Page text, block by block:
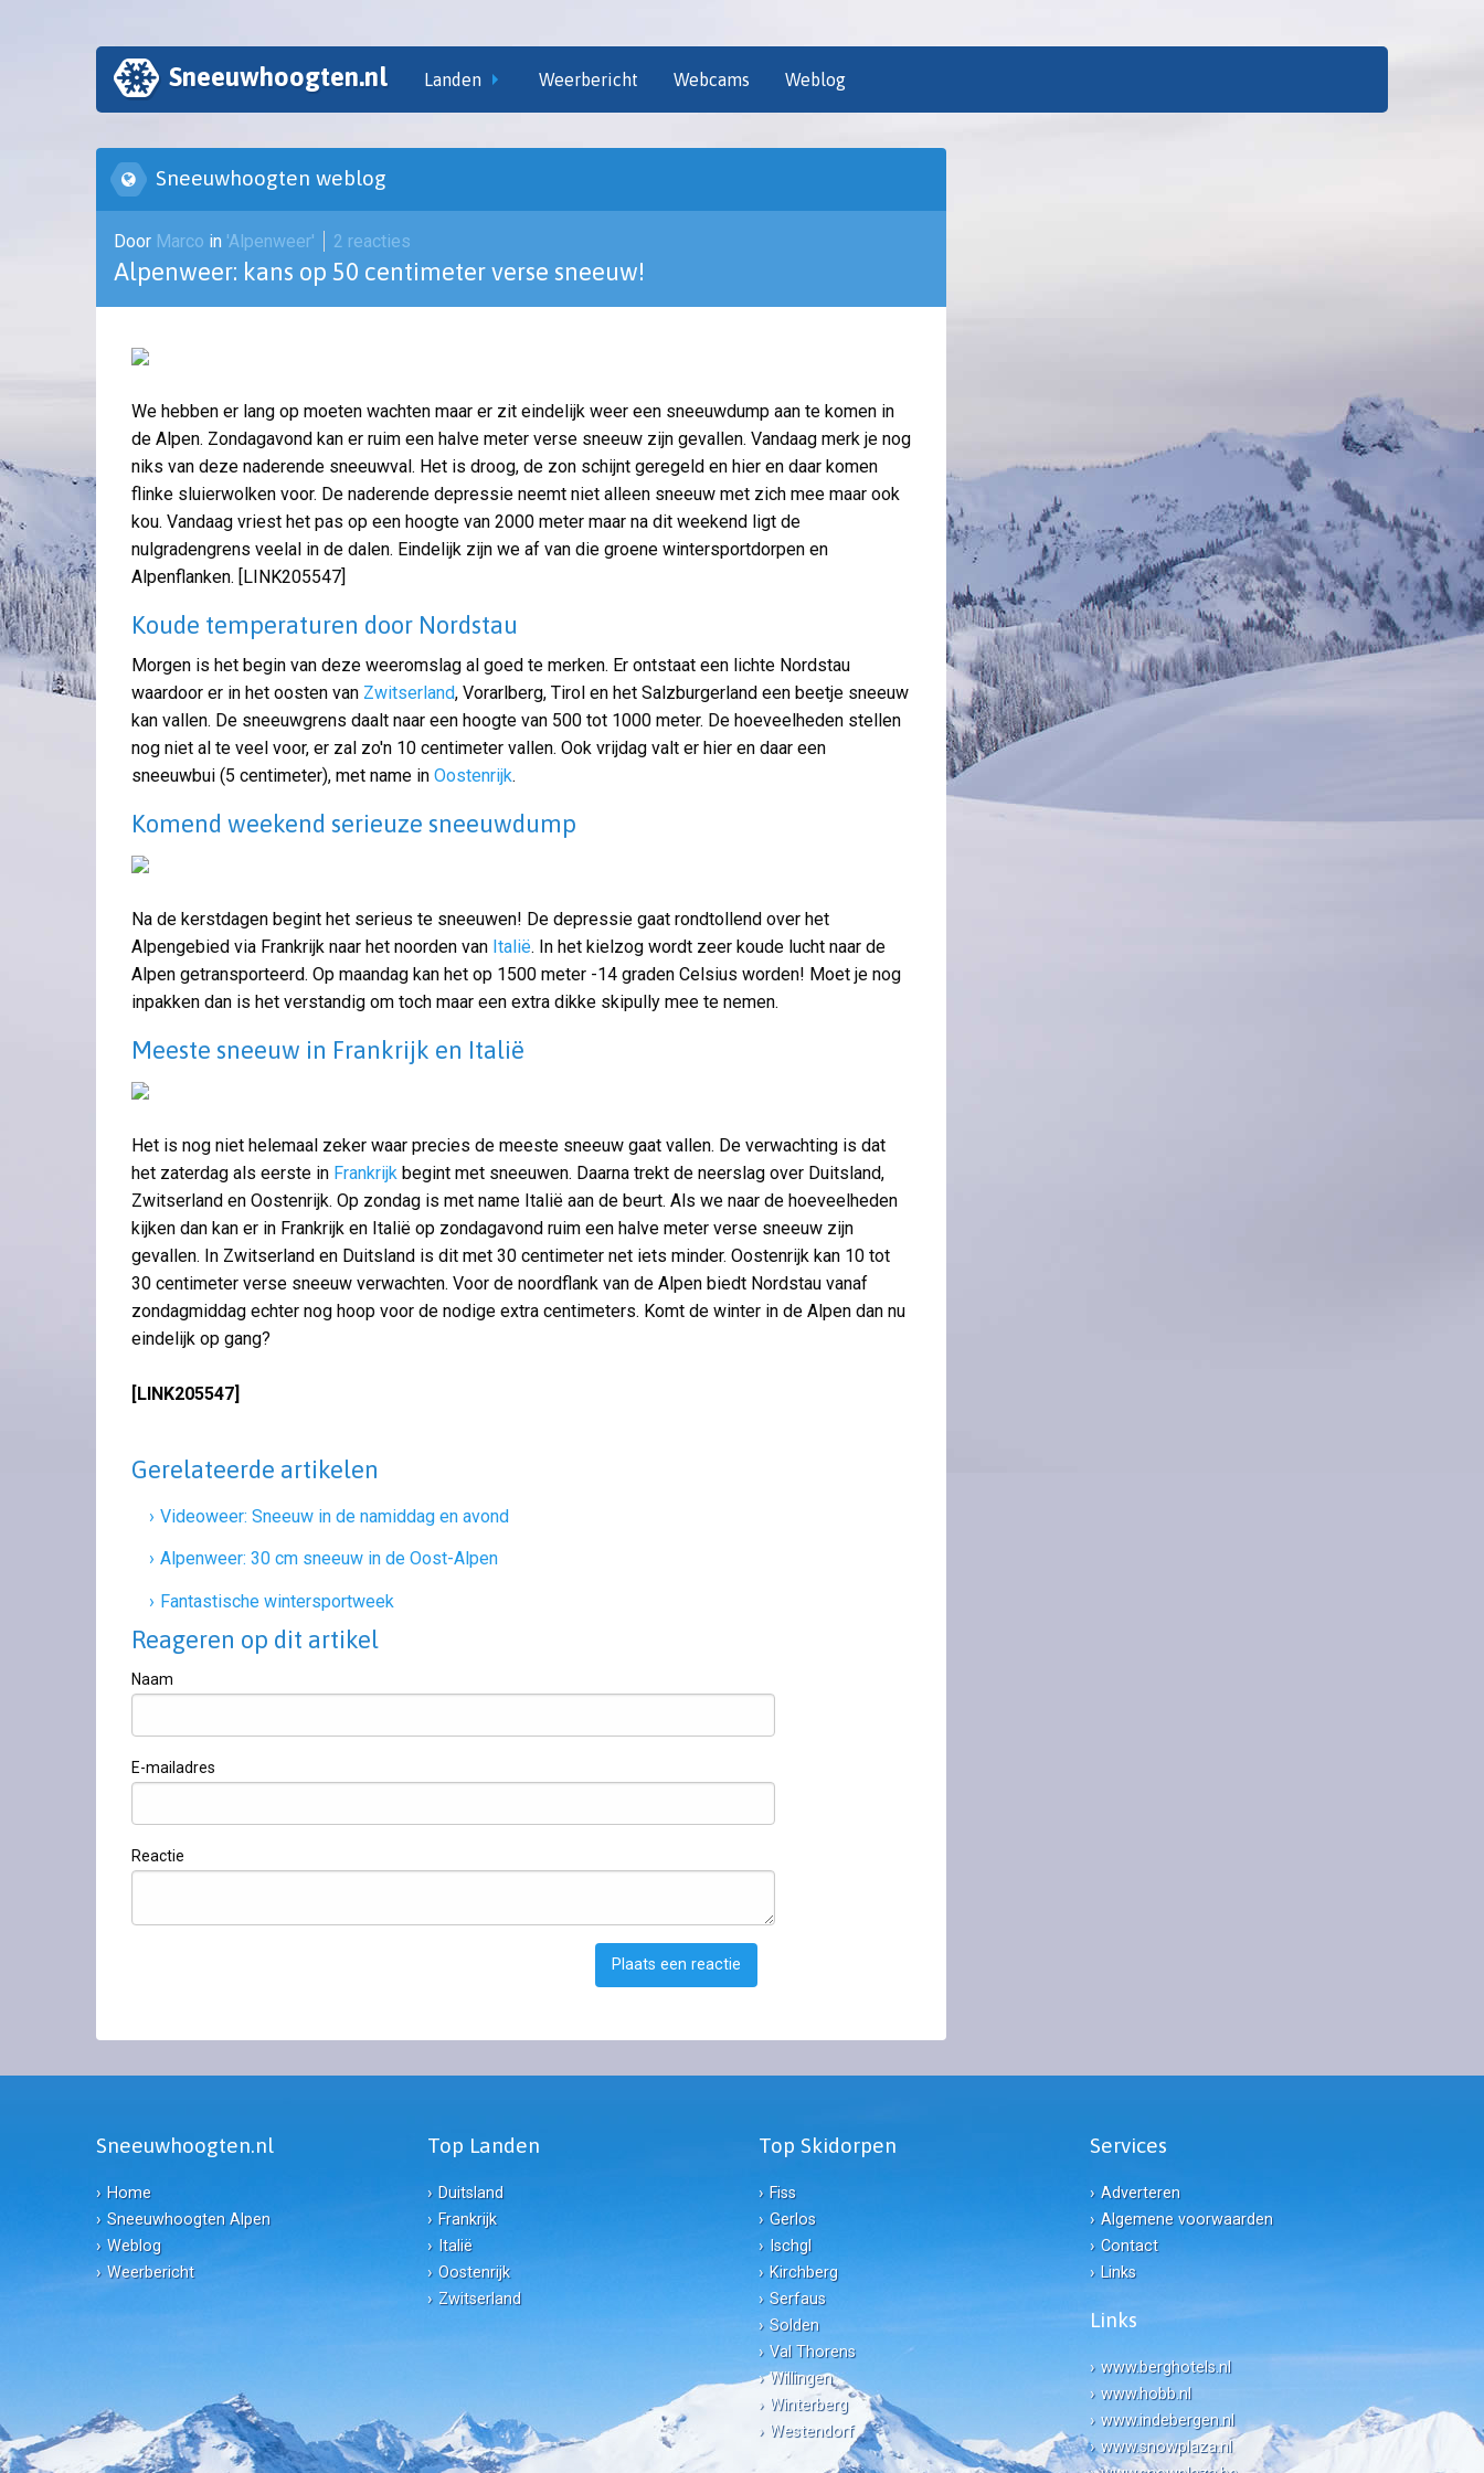
Sneeuwhoogten.nl Landen Weerbericht Webcams Weblog
Sneeuwhoogten weblog
Door Marco in 'Alpenweer' 2 reacties
Alpenweer: kans op 50 centimeter verse sneeuw!
We hebben er lang op moeten wachten maar er zit eindelijk weer een sneeuwdump aan te komen in
de Alpen. Zondagavond kan er ruim een halve meter verse sneeuw zijn gevallen. Vandaag merk je nog
niks van deze naderende sneeuwval. Het is droog, de zon schijnt geregeld en hier en daar komen
flinke sluierwolken voor. De naderende depressie neemt niet alleen sneeuw met zich mee maar ook
kou. Vandaag vriest het pas op een hoogte van 2000 meter maar na dit weekend ligt de
nulgradengrens veelal in de dalen. Eindelijk zijn we af van die groene wintersportdorpen en
Alpenflanken. [LINK205547]
Koude temperaturen door Nordstau
Morgen is het begin van deze weeromslag al goed te merken. Er ontstaat een lichte Nordstau
waardoor er in het oosten van Zwitserland, Vorarlberg, Tirol en het Salzburgerland een beetje sneeuw
kan vallen. De sneeuwgrens daalt naar een hoogte van 500 tot 1000 meter. De hoeveelheden stellen
nog niet al te veel voor, er zal zo'n 10 centimeter vallen. Ook vrijdag valt er hier en daar een
sneeuwbui (5 centimeter), met name in Oostenrijk.
Komend weekend serieuze sneeuwdump
Na de kerstdagen begint het serieus te sneeuwen! De depressie gaat rondtollend over het
Alpengebied via Frankrijk naar het noorden van Italië. In het kielzog wordt zeer koude lucht naar de
Alpen getransporteerd. Op maandag kan het op 1500 meter -14 graden Celsius worden! Moet je nog
inpakken dan is het verstandig om toch maar een extra dikke skipully mee te nemen.
Meeste sneeuw in Frankrijk en Italië
Het is nog niet helemaal zeker waar precies de meeste sneeuw gaat vallen. De verwachting is dat
het zaterdag als eerste in Frankrijk begint met sneeuwen. Daarna trekt de neerslag over Duitsland,
Zwitserland en Oostenrijk. Op zondag is met name Italië aan de beurt. Als we naar de hoeveelheden
kijken dan kan er in Frankrijk en Italië op zondagavond ruim een halve meter verse sneeuw zijn
gevallen. In Zwitserland en Duitsland is dit met 30 centimeter net iets minder. Oostenrijk kan 10 tot
30 centimeter verse sneeuw verwachten. Voor de noordflank van de Alpen biedt Nordstau vanaf
zondagmiddag echter nog hoop voor de nodige extra centimeters. Komt de winter in de Alpen dan nu
eindelijk op gang?
[LINK205547]
Gerelateerde artikelen
Videoweer: Sneeuw in de namiddag en avond
Alpenweer: 30 cm sneeuw in de Oost-Alpen
Fantastische wintersportweek
Reageren op dit artikel
Naam
E-mailadres
Reactie
Plaats een reactie
Sneeuwhoogten.nl
Home
Sneeuwhoogten Alpen
Weblog
Weerbericht
Top Landen
Duitsland
Frankrijk
Italië
Oostenrijk
Zwitserland
Top Skidorpen
Fiss
Gerlos
Ischgl
Kirchberg
Serfaus
Solden
Val Thorens
Willingen
Winterberg
Westendorf
Services
Adverteren
Algemene voorwaarden
Contact
Links
Links
www.berghotels.nl
www.hobb.nl
www.indebergen.nl
www.snowplaza.nl